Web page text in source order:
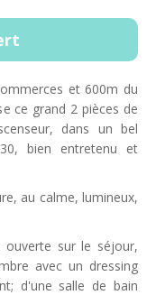
et 600m du
ce grand 2 pièces de
dans un bel
bien entretenu et
au calme, lumineux,
ouverte sur le séjour,
avec un dressing
d'une salle de bain